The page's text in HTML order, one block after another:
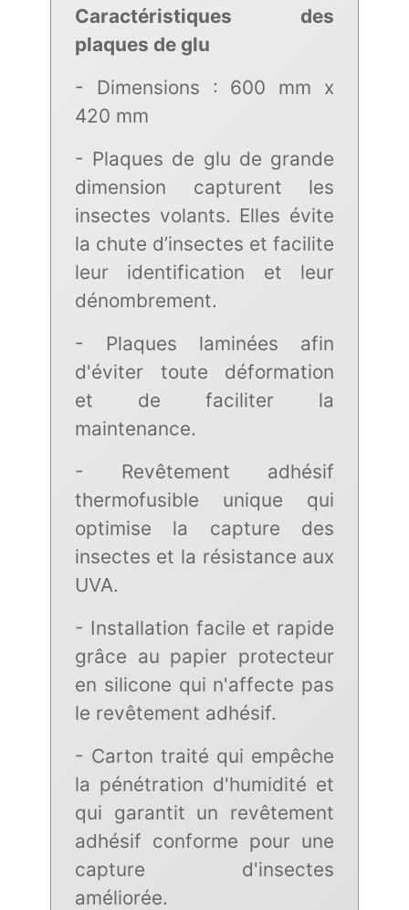
Caractéristiques des
plaques de glu
- Dimensions : 600 mm x
420 mm
- Plaques de glu de grande
dimension capturent les
insectes volants. Elles évite
la chute d’insectes et facilite
leur identification et leur
dénombrement.
- Plaques laminées afin
d'éviter toute déformation
et de faciliter la
maintenance.
- Revêtement adhésif
thermofusible unique qui
optimise la capture des
insectes et la résistance aux
UVA.
- Installation facile et rapide
grâce au papier protecteur
en silicone qui n'affecte pas
le revêtement adhésif.
- Carton traité qui empêche
la pénétration d'humidité et
qui garantit un revêtement
adhésif conforme pour une
capture d'insectes
améliorée.